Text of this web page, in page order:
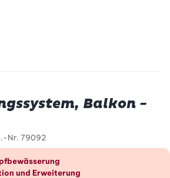
Balkon -
Nr. 79092
im Überblick
und Erweiterung